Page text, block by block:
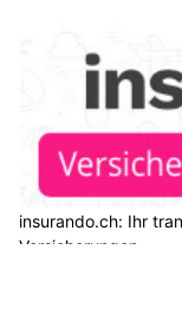
insurando.ch: Ihr
Versicherungen